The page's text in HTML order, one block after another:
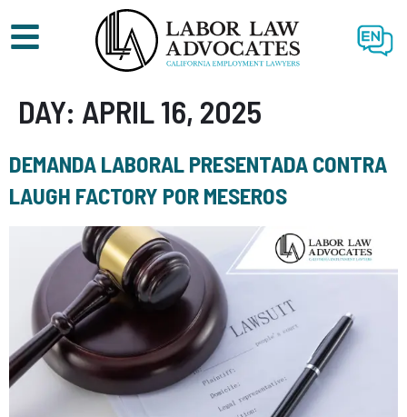
EN
DAY: APRIL 16, 2025
DEMANDA LABORAL PRESENTADA CONTRA
LAUGH FACTORY POR MESEROS